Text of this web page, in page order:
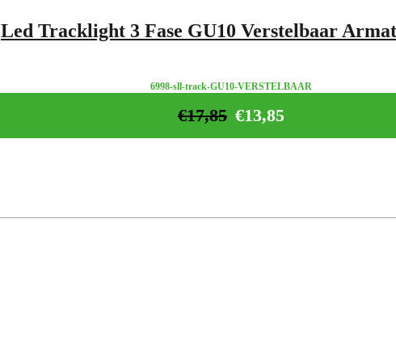
Led Tracklight 3 Fase GU10 Verstelbaar
6998-sll-track-GU10-VERSTELBAAR
€13,85
€17,85